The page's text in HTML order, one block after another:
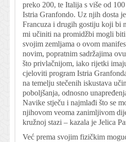
preko 200, te Italija s više od
Istria Granfondo. Uz njih dosta
Francuza i drugih gostiju koji bi
mi učiniti na promidžbi mogli biti
svojim zemljama o ovom
novim, popratnim sadržajima
što privlačnijom, iako rijetki
cjeloviti program Istria
na temelju stečenih iskustava
poboljšanja, odnosno
Navike stječu i najmlađi što se
njihovom veoma zanimljivom
kružnoj stazi – kazala je Jelica
Već prema svojim fizičkim